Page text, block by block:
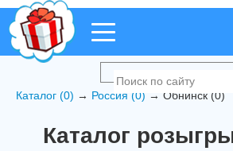
Каталог (0) → Россия (0) → Обнинск (0)
Каталог